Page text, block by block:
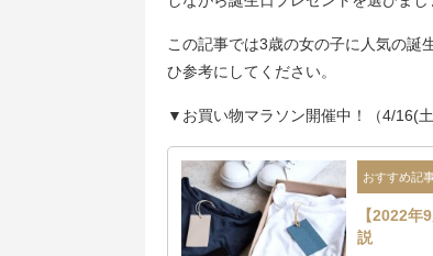
この記事では3歳の女の子に人気の誕
ひ参考にしてください。
▼お買い物マラソン開催中！（4/16(土
おすすめ記
【2022
説